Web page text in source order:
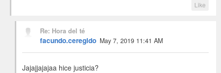
Like
Re: Hora del té
facundo.ceregido May 7, 2019 11:41 AM
Jajajjajajaa hice justicia?